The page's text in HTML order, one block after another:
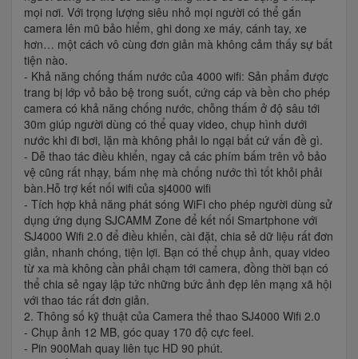
mọi nơi. Với trọng lượng siêu nhỏ mọi người có thể gắn
camera lên mũ bảo hiểm, ghi dong xe máy, cánh tay, xe
hơn… một cách vô cùng đơn giản mà không cảm thấy sự bất
tiện nào.
- Khả năng chống thấm nước của 4000 wifi: Sản phẩm được
trang bị lớp vỏ bảo bệ trong suốt, cứng cáp và bền cho phép
camera có khả năng chống nước, chỗng thấm ở độ sâu tới
30m giúp người dùng có thể quay video, chụp hình dưới
nước khi đi bơi, lặn mà không phải lo ngại bất cứ vấn đề gì.
- Dễ thao tác điều khiển, ngay cả các phím bấm trên vỏ bảo
vệ cũng rất nhạy, bấm nhẹ mà chống nước thì tốt khỏi phải
bàn.Hỗ trợ kết nối wifi của sj4000 wifi
- Tích hợp khả năng phát sóng WiFi cho phép người dùng sử
dụng ứng dụng SJCAMM Zone để kết nối Smartphone với
SJ4000 Wifi 2.0 để điều khiển, cài đặt, chia sẻ dữ liệu rất đơn
giản, nhanh chóng, tiện lợi. Bạn có thể chụp ảnh, quay video
từ xa mà không cần phải chạm tới camera, đồng thời bạn có
thể chia sẻ ngay lập tức những bức ảnh đẹp lên mạng xã hội
với thao tác rất đơn giản.
2. Thông số kỹ thuật của Camera thể thao SJ4000 Wifi 2.0
- Chụp ảnh 12 MB, góc quay 170 độ cực feel.
- Pin 900Mah quay liên tục HD 90 phút.